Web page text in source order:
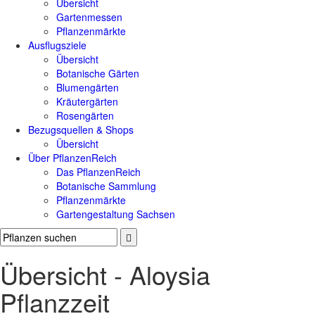
Übersicht
Gartenmessen
Pflanzenmärkte
Ausflugsziele
Übersicht
Botanische Gärten
Blumengärten
Kräutergärten
Rosengärten
Bezugsquellen & Shops
Übersicht
Über PflanzenReich
Das PflanzenReich
Botanische Sammlung
Pflanzenmärkte
Gartengestaltung Sachsen
Übersicht - Aloysia
Pflanzzeit